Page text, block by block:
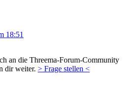
18:51
an die Threema-Forum-Community
dir weiter. > Frage stellen <